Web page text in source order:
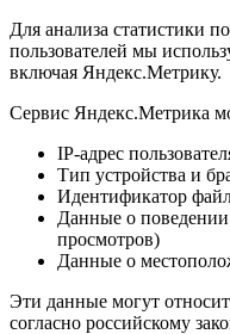
Для анализа статистики
пользователей мы
включая Яндекс.Метрику.
Сервис Яндекс.Метрика
IP-адрес
Тип устройства и
Идентификатор
Данные о поведении
просмотров)
Данные о
Эти данные могут
согласно российскому